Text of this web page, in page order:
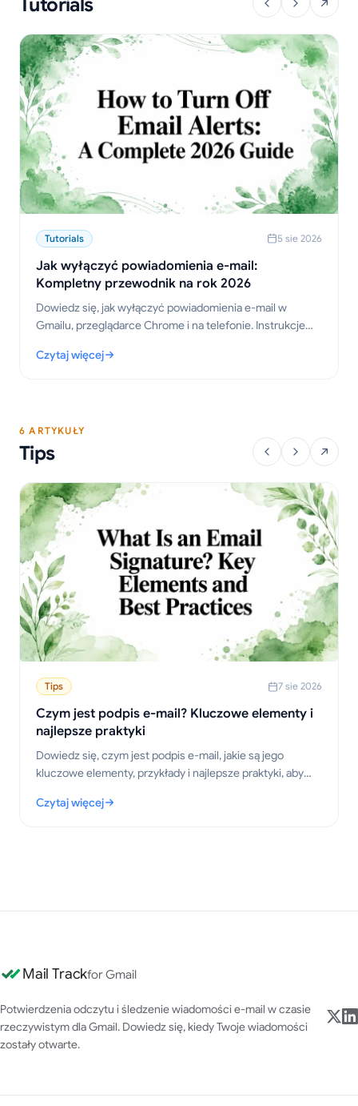
Tutorials 5 sie 2026
Jak wyłączyć powiadomienia e-mail:
Kompletny przewodnik na rok 2026
Dowiedz się, jak wyłączyć powiadomienia e-mail w
Gmailu, przeglądarce Chrome i na telefonie. Instrukcje
przeglądarek oraz wskazówki dotyczące rozwiązywania
Czytaj więcej
: Jak wyłączyć powiadomienia e-mail: Kompletny przewodnik
6 ARTYKUŁY
Tips
Tips 7 sie 2026
Czym jest podpis e-mail? Kluczowe elementy i
najlepsze praktyki
Dowiedz się, czym jest podpis e-mail, jakie są jego
kluczowe elementy, przykłady i najlepsze praktyki, aby
roku.
Czytaj więcej
: Czym jest podpis e-mail? Kluczowe elementy i najlepsze
Mail Trackfor Gmail
Potwierdzenia odczytu i śledzenie wiadomości e-mail w czasie
rzeczywistym dla Gmail. Dowiedz się, kiedy Twoje wiadomości
zostały otwarte.